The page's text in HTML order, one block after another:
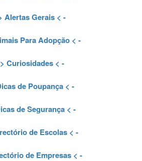
Alertas Gerais < -
Para Adopção < -
Curiosidades< -
de Poupança < -
de Segurança< -
de Escolas < -
de Empresas< -